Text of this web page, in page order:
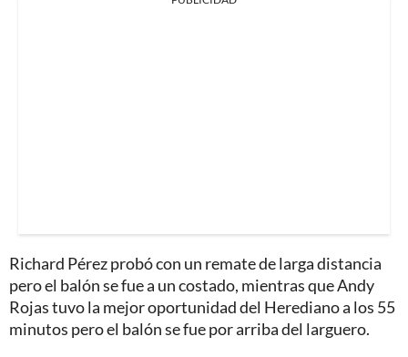
Richard Pérez probó con un remate de larga distancia
pero el balón se fue a un costado, mientras que Andy
Rojas tuvo la mejor oportunidad del Herediano a los 55
minutos pero el balón se fue por arriba del larguero.